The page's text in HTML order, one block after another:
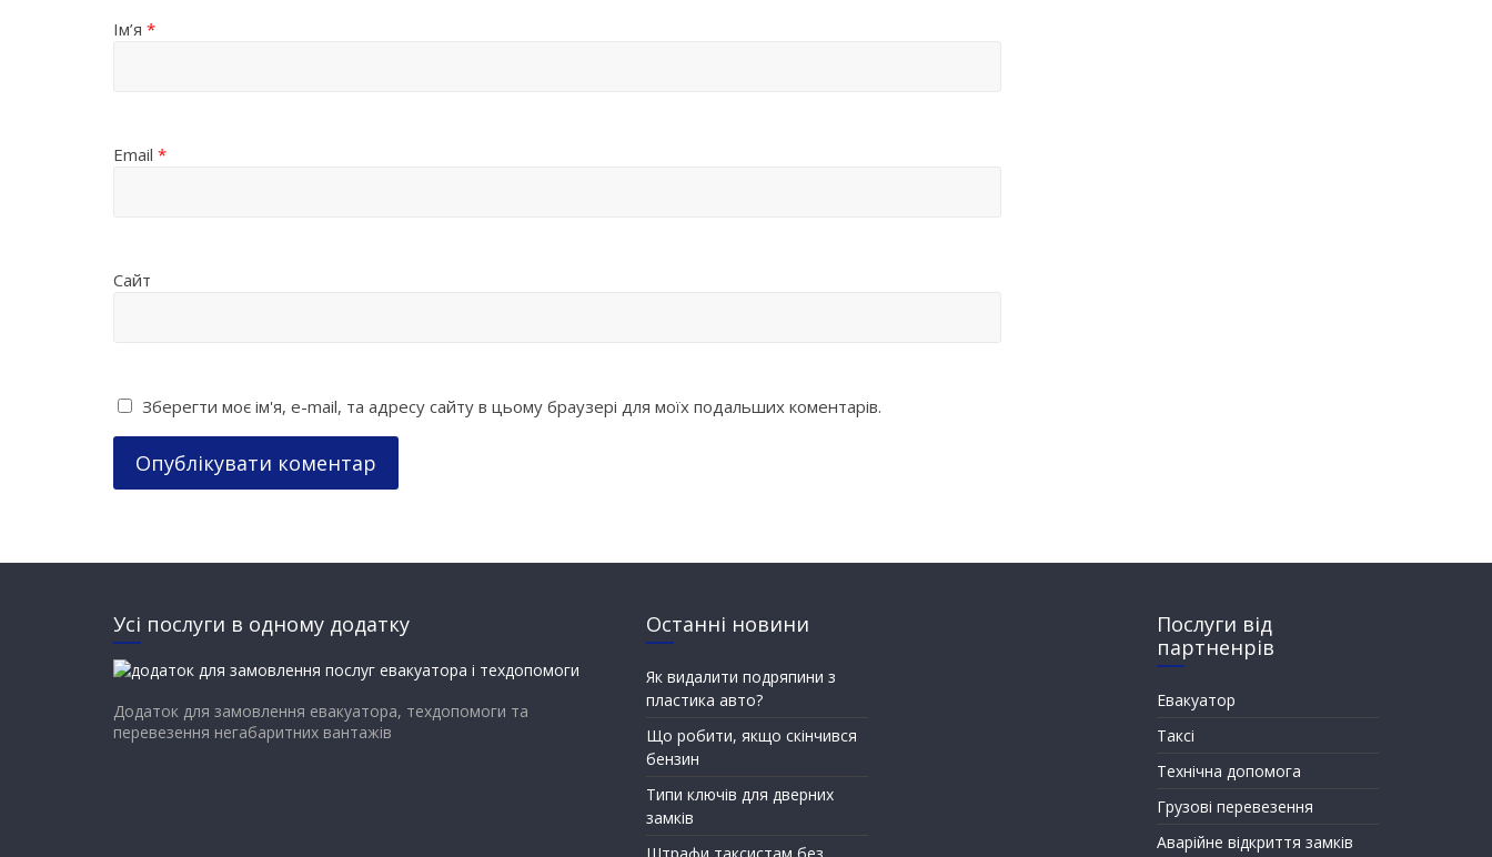
Ім’я *
Email *
Сайт
Зберегти моє ім'я, e-mail, та адресу сайту в цьому браузері для моїх подальших коментарів.
Усі послуги в одному додатку
Додаток для замовлення евакуатора, техдопомоги та
перевезення негабаритних вантажів
Останні новини
Як видалити подряпини з
пластика авто?
Що робити, якщо скінчився
бензин
Типи ключів для дверних
замків
Послуги від
партненрів
Евакуатор
Таксі
Технічна допомога
Грузові перевезення
Аварійне відкриття замків